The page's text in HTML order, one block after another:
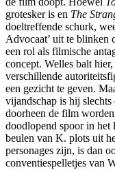
grotesker is en The
doeltreffende schurk,
Advocaat’ uit te blinken
een rol als filmische
concept. Welles balt
verschillende
een gezicht te geven.
vijandschap is hij
doorheen de film
doodlopend spoor in het
beulen van K. plots uit
personages zijn, is dan
conventiespelletjes van